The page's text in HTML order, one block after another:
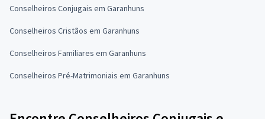
Conselheiros Conjugais em Garanhuns
Conselheiros Cristãos em Garanhuns
Conselheiros Familiares em Garanhuns
Conselheiros Pré-Matrimoniais em Garanhuns